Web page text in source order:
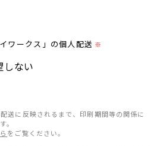
ワークス」の個人配送 ※
しない
送に反映されるまで、印刷期間等の関係に
。
をご覧ください。